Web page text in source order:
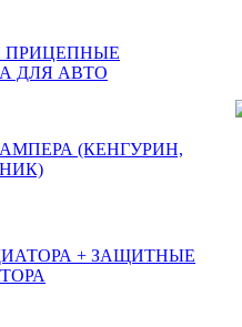
ПРИЦЕПНЫЕ
ДЛЯ АВТО
(КЕНГУРИН,
+ ЗАЩИТНЫЕ